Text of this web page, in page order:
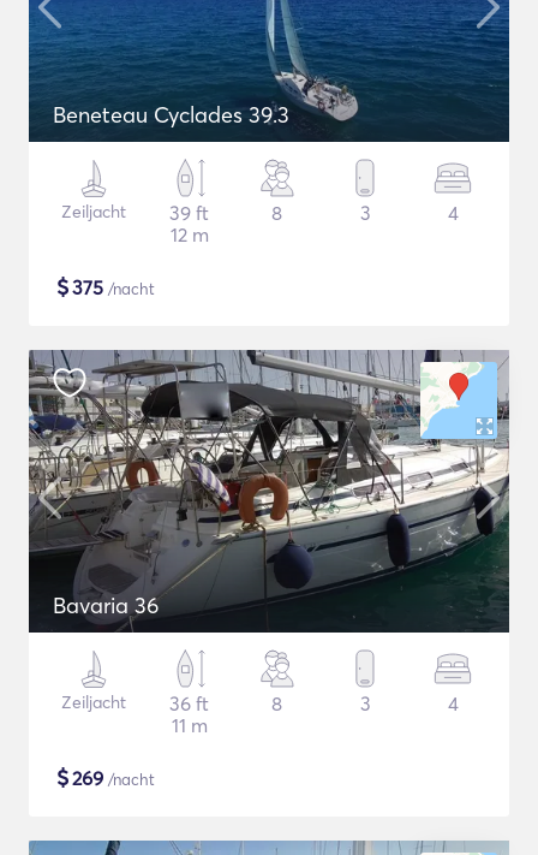
Beneteau Cyclades 39.3
Zeiljacht
39 ft
12 m
8 3 4
$375 /nacht
Bavaria 36
Zeiljacht
36 ft
11 m
8 3 4
$269 /nacht